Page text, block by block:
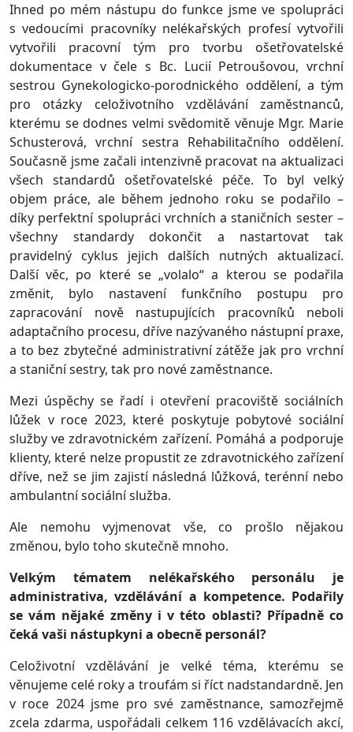
Ihned po mém nástupu do funkce jsme ve spolupráci
s vedoucími pracovníky nelékařských profesí vytvořili
vytvořili pracovní tým pro tvorbu ošetřovatelské
dokumentace v čele s Bc. Lucií Petroušovou, vrchní
sestrou Gynekologicko-porodnického oddělení, a tým
pro otázky celoživotního vzdělávání zaměstnanců,
kterému se dodnes velmi svědomitě věnuje Mgr. Marie
Schusterová, vrchní sestra Rehabilitačního oddělení.
Současně jsme začali intenzivně pracovat na aktualizaci
všech standardů ošetřovatelské péče. To byl velký
objem práce, ale během jednoho roku se podařilo –
díky perfektní spolupráci vrchních a staničních sester –
všechny standardy dokončit a nastartovat tak
pravidelný cyklus jejich dalších nutných aktualizací.
Další věc, po které se „volalo“ a kterou se podařila
změnit, bylo nastavení funkčního postupu pro
zapracování nově nastupujících pracovníků neboli
adaptačního procesu, dříve nazývaného nástupní praxe,
a to bez zbytečné administrativní zátěže jak pro vrchní
a staniční sestry, tak pro nové zaměstnance.
Mezi úspěchy se řadí i otevření pracoviště sociálních
lůžek v roce 2023, které poskytuje pobytové sociální
služby ve zdravotnickém zařízení. Pomáhá a podporuje
klienty, které nelze propustit ze zdravotnického zařízení
dříve, než se jim zajistí následná lůžková, terénní nebo
ambulantní sociální služba.
Ale nemohu vyjmenovat vše, co prošlo nějakou
změnou, bylo toho skutečně mnoho.
Velkým tématem nelékařského personálu je
administrativa, vzdělávání a kompetence. Podařily
se vám nějaké změny i v této oblasti? Případně co
čeká vaši nástupkyni a obecně personál?
Celoživotní vzdělávání je velké téma, kterému se
věnujeme celé roky a troufám si říct nadstandardně. Jen
v roce 2024 jsme pro své zaměstnance, samozřejmě
zcela zdarma, uspořádali celkem 116 vzdělávacích akcí,